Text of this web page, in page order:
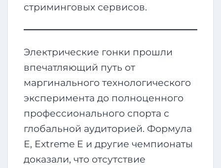
стриминговых сервисов.
Электрические гонки прошли
впечатляющий путь от
маргинального технологического
эксперимента до полноценного
профессионального спорта с
глобальной аудиторией. Формула
Е, Extreme E и другие чемпионаты
доказали, что отсутствие